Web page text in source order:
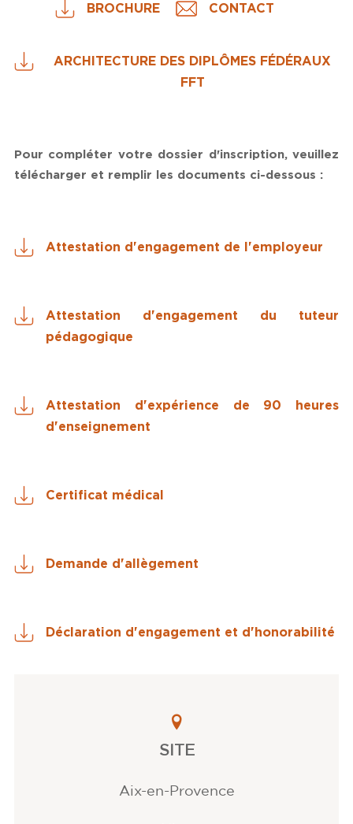
BROCHURE CONTACT
ARCHITECTURE DES DIPLÔMES FÉDÉRAUX
FFT
Pour compléter votre dossier d'inscription, veuillez
télécharger et remplir les documents ci-dessous :
Attestation d'engagement de l'employeur
Attestation d'engagement du tuteur
pédagogique
Attestation d'expérience de 90 heures
d'enseignement
Certificat médical
Demande d'allègement
Déclaration d'engagement et d'honorabilité
SITE
Aix-en-Provence